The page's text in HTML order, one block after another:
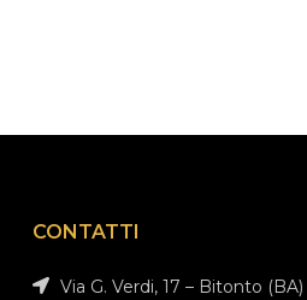
CONTATTI
Via G. Verdi, 17 – Bitonto (BA)